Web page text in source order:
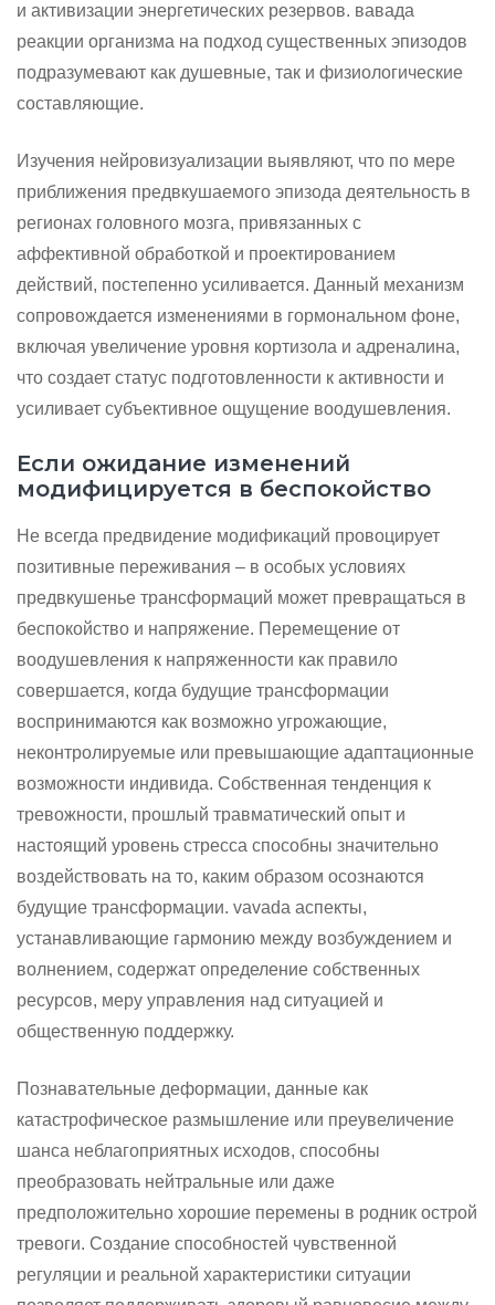
и активизации энергетических резервов. вавада
реакции организма на подход существенных эпизодов
подразумевают как душевные, так и физиологические
составляющие.
Изучения нейровизуализации выявляют, что по мере
приближения предвкушаемого эпизода деятельность в
регионах головного мозга, привязанных с
аффективной обработкой и проектированием
действий, постепенно усиливается. Данный механизм
сопровождается изменениями в гормональном фоне,
включая увеличение уровня кортизола и адреналина,
что создает статус подготовленности к активности и
усиливает субъективное ощущение воодушевления.
Если ожидание изменений
модифицируется в беспокойство
Не всегда предвидение модификаций провоцирует
позитивные переживания – в особых условиях
предвкушенье трансформаций может превращаться в
беспокойство и напряжение. Перемещение от
воодушевления к напряженности как правило
совершается, когда будущие трансформации
воспринимаются как возможно угрожающие,
неконтролируемые или превышающие адаптационные
возможности индивида. Собственная тенденция к
тревожности, прошлый травматический опыт и
настоящий уровень стресса способны значительно
воздействовать на то, каким образом осознаются
будущие трансформации. vavada аспекты,
устанавливающие гармонию между возбуждением и
волнением, содержат определение собственных
ресурсов, меру управления над ситуацией и
общественную поддержку.
Познавательные деформации, данные как
катастрофическое размышление или преувеличение
шанса неблагоприятных исходов, способны
преобразовать нейтральные или даже
предположительно хорошие перемены в родник острой
тревоги. Создание способностей чувственной
регуляции и реальной характеристики ситуации